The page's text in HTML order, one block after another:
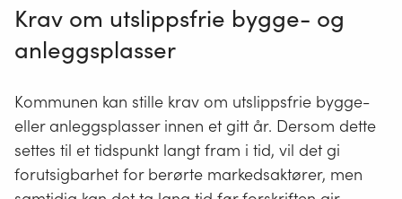
Krav om utslippsfrie bygge- og
anleggsplasser
Kommunen kan stille krav om utslippsfrie bygge-
eller anleggsplasser innen et gitt år. Dersom dette
settes til et tidspunkt langt fram i tid, vil det gi
forutsigbarhet for berørte markedsaktører, men